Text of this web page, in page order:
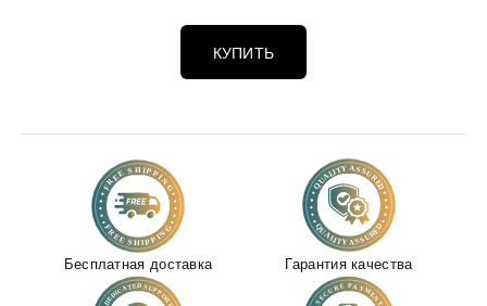
КУПИТЬ
Бесплатная доставка Гарантия качества